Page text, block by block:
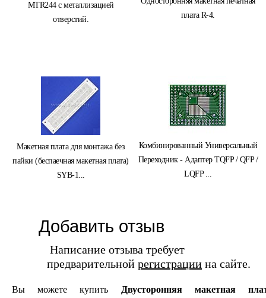
MTR244 с металлизацией
отверстий.
плата R-4.
Макетная плата для монтажа без
пайки (беспаечная макетная плата)
SYB-1...
Комбинированный Универсальный
Переходник - Адаптер TQFP / QFP /
LQFP ...
Добавить отзыв
Написание отзыва требует
предварительной регистрации на сайте.
Вы можете купить
Двусторонняя макетная